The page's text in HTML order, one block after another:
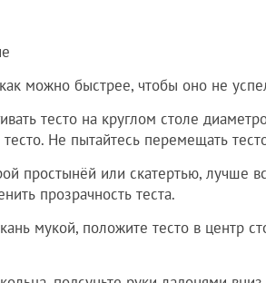
как можно быстрее, чтобы оно не
тесто на круглом столе
тесто. Не пытайтесь перемещать
простынёй или скатертью, лучше
прозрачность теста.
мукой, положите тесто в центр